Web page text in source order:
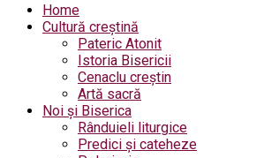
Home
Cultură creștină
Pateric Atonit
Istoria Bisericii
Cenaclu creștin
Artă sacră
Noi și Biserica
Rânduieli liturgice
Predici și cateheze